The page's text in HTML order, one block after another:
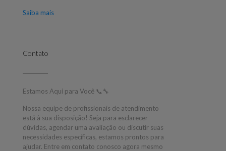
Saiba mais
Contato
Estamos Aqui para Você 📞🔧
Nossa equipe de profissionais de atendimento
está à sua disposição! Seja para esclarecer
dúvidas, agendar uma avaliação ou discutir suas
necessidades específicas, estamos prontos para
ajudar. Entre em contato conosco agora mesmo